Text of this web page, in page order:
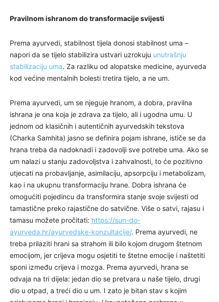
Pravilnom ishranom do transformacije svijesti
Prema ayurvedi, stabilnost tijela donosi stabilnost uma –
napori da se tijelo stabilizira ustvari uzrokuju unutrašnju
stabilizaciju uma. Za razliku od alopatske medicine, ayurveda
kod većine mentalnih bolesti tretira tijelo, a ne um.
Prema ayurvedi, um se njeguje hranom, a dobra, pravilna
ishrana je ona koja je zdrava za tijelo, ali i ugodna umu. U
jednom od klasičnih i autentičnih ayurvedskih tekstova
(Charka Samhita) jasno se definira pojam ishrane, ističe se da
hrana treba da nadoknadi i zadovolji sve potrebe uma. Ako se
um nalazi u stanju zadovoljstva i zahvalnosti, to će pozitivno
utjecati na probavljanje, asimilaciju, apsorpciju i metabolizam,
kao i na ukupnu transformaciju hrane. Dobra ishrana će
omogućiti pojedincu da transformira stanje svoje svijesti od
tamastične preko rajastične do satvične. Više o satvi, rajasu i
tamasu možete pročitati: https://sun-do-
ayurveda.hr/ayurvedske-konzultacije/. Prema ayurvedi, ne
treba prilaziti hrani sa strahom ili bilo kojom drugom štetnom
emocijom, jer crijeva mogu osjetiti te štetne emocije i naštetiti
sponi između crijeva i mozga. Prema ayurvedi, hrana se
odvaja na tri dijela: jedan dio se pretvara u naše tijelo, drugi
dio u otpad, a treći dio u um. I zato je bitan stav s kojim